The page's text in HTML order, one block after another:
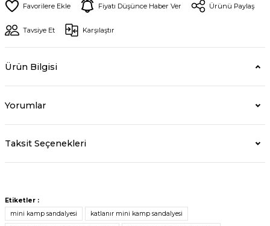
Fiyatı Düşünce Haber Ver Ürünü Paylaş
Tavsiye Et Karşılaştır
Ürün Bilgisi
Yorumlar
Taksit Seçenekleri
Etiketler :
mini kamp sandalyesi
katlanır mini kamp sandalyesi